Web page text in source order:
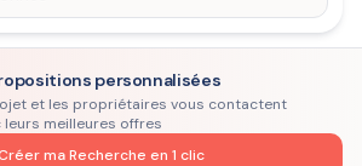
personnalisées
et les propriétaires vous contactent
meilleures offres
ma Recherche en 1 clic